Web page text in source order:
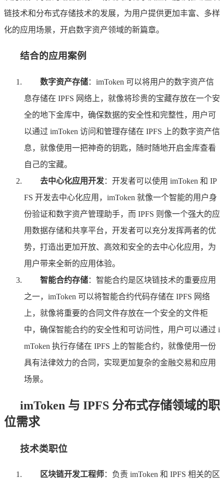
链技术和分布式存储技术的发展，为用户提供更加丰富、多样
化的应用场景，开启数字资产领域的新篇章。
结合的应用案例
数字资产存储：imToken 可以将用户的数字资产信
息存储在 IPFS 网络上，就像将珍贵的宝藏存放在一个安
全的地下金库中，确保数据的安全性和完整性，用户可
以通过 imToken 访问和管理存储在 IPFS 上的数字资产信
息，就像使用一把神奇的钥匙，随时随地开启金库查看
自己的宝藏。
去中心化应用开发：开发者可以使用 imToken 和 IP
FS 开发去中心化应用，imToken 就像一个智能的用户身
份验证和数字资产管理助手，而 IPFS 则像一个强大的应
用数据存储和共享平台，开发者可以充分发挥两者的优
势，打造出更加开放、高效和安全的去中心化应用，为
用户带来全新的应用体验。
智能合约存储：智能合约是区块链技术的重要应用
之一，imToken 可以将智能合约代码存储在 IPFS 网络
上，就像将重要的合同文件存放在一个安全的文件柜
中，确保智能合约的安全性和可访问性，用户可以通过 i
mToken 执行存储在 IPFS 上的智能合约，就像使用一份
具有法律效力的合同，实现更加复杂的金融交易和应用
场景。
imToken 与 IPFS 分布式存储领域的职
位需求
技术类职位
区块链开发工程师：负责 imToken 和 IPFS 相关的区